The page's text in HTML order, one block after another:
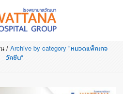
ARCHIVES:
คเกจวัคซีน
/ Archive by category "หมวดแพ็คเกจ
วัคซีน"